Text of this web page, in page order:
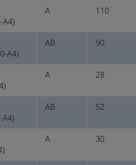
A4)
A 110
A4)
AB 90
A 28
AB 52
A 30